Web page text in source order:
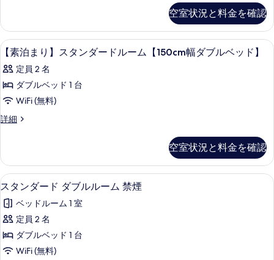
の
す
べ
て
の
真
表
示
す
る
の
細
付
き
シ
ア
タ
ー
ル
の
す
べ
て
の
写
ソ
フ
ァ
き
シ
タ
ー
ル
の
細
空室状況と料金を確認
【素
泊
ま
り】
タ
ダ
ー
ド
ル
ー
ム
【150cm
デスク、防音設備、WiFi (無料)、ベッ
1
【素泊まり】スタンダードルーム【150cm幅ダブルベッド】
定員 2 名
ダブルベッド 1 台
WiFi (無料)
詳細
【素
ス
タ
ン
ー
ド
ー
ム
空室状況と料金を確認
ス
タ
ン
ダ
ー
スタンダード ダブルルーム 禁煙 | 客
4
スタンダード ダブルルーム 禁煙
ベッドルーム 1 室
定員 2 名
ダブルベッド 1 台
WiFi (無料)